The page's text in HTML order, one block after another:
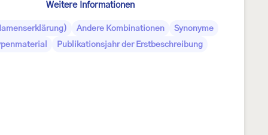
Weitere Informationen
Andere Kombinationen
Synonyme
Publikationsjahr der Erstbeschreibung